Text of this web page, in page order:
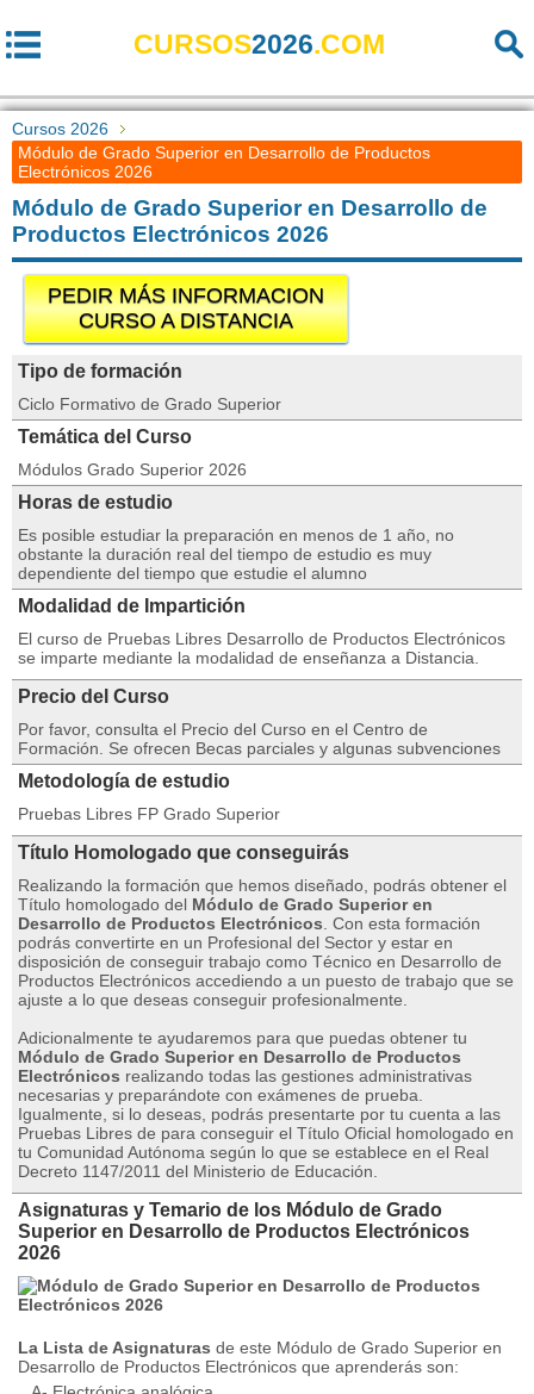
CURSOS2026.COM
Cursos 2026
Módulo de Grado Superior en Desarrollo de Productos
Electrónicos 2026
Módulo de Grado Superior en Desarrollo de
Productos Electrónicos 2026
PEDIR MÁS INFORMACION
CURSO A DISTANCIA
Tipo de formación
Ciclo Formativo de Grado Superior
Temática del Curso
Módulos Grado Superior 2026
Horas de estudio
Es posible estudiar la preparación en menos de 1 año, no
obstante la duración real del tiempo de estudio es muy
dependiente del tiempo que estudie el alumno
Modalidad de Impartición
El curso de Pruebas Libres Desarrollo de Productos Electrónicos
se imparte mediante la modalidad de enseñanza a Distancia.
Precio del Curso
Por favor, consulta el Precio del Curso en el Centro de
Formación. Se ofrecen Becas parciales y algunas subvenciones
Metodología de estudio
Pruebas Libres FP Grado Superior
Título Homologado que conseguirás
Realizando la formación que hemos diseñado, podrás obtener el
Título homologado del Módulo de Grado Superior en
Desarrollo de Productos Electrónicos . Con esta formación
podrás convertirte en un Profesional del Sector y estar en
disposición de conseguir trabajo como Técnico en Desarrollo de
Productos Electrónicos accediendo a un puesto de trabajo que se
ajuste a lo que deseas conseguir profesionalmente.
Adicionalmente te ayudaremos para que puedas obtener tu
Módulo de Grado Superior en Desarrollo de Productos
Electrónicos realizando todas las gestiones administrativas
necesarias y preparándote con exámenes de prueba.
Igualmente, si lo deseas, podrás presentarte por tu cuenta a las
Pruebas Libres de para conseguir el Título Oficial homologado en
tu Comunidad Autónoma según lo que se establece en el Real
Decreto 1147/2011 del Ministerio de Educación.
Asignaturas y Temario de los Módulo de Grado
Superior en Desarrollo de Productos Electrónicos
2026
La Lista de Asignaturas de este Módulo de Grado Superior en
Desarrollo de Productos Electrónicos que aprenderás son: